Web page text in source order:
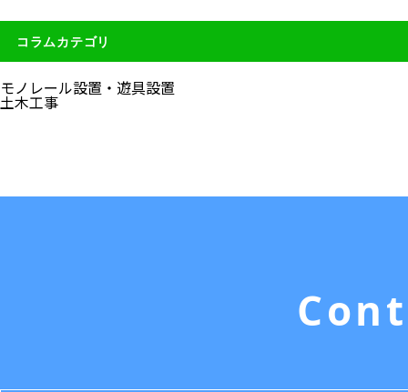
コラムカテゴリ
モノレール設置・遊具設置
土木工事